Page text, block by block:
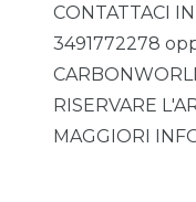
CONTATTACI
3491772278
RISERVARE
MAGGIORI